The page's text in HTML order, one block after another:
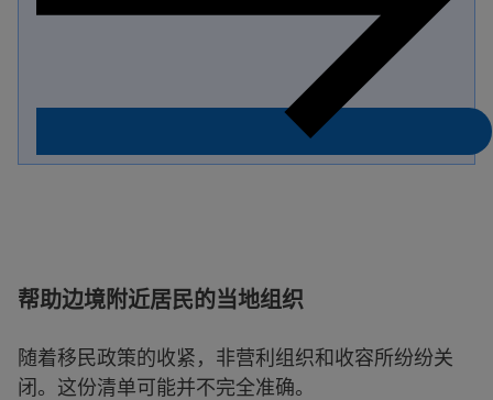
帮助边境附近居民的当地组织
随着移民政策的收紧，非营利组织和收容所纷纷关
闭。这份清单可能并不完全准确。